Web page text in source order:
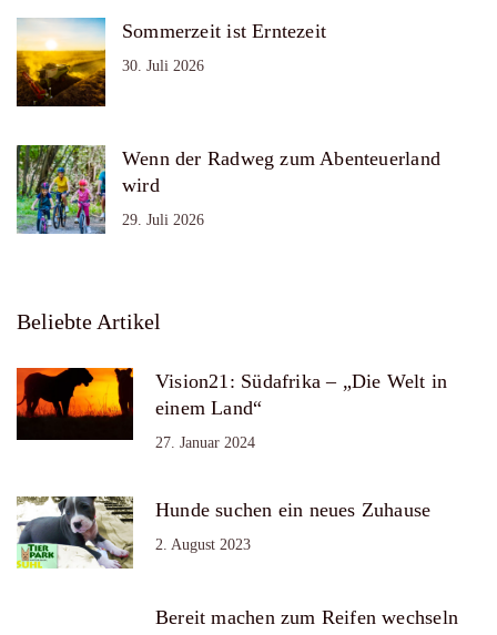
Sommerzeit ist Erntezeit
30. Juli 2026
Wenn der Radweg zum Abenteuerland
wird
29. Juli 2026
Beliebte Artikel
Vision21: Südafrika – „Die Welt in
einem Land“
27. Januar 2024
Hunde suchen ein neues Zuhause
2. August 2023
Bereit machen zum Reifen wechseln